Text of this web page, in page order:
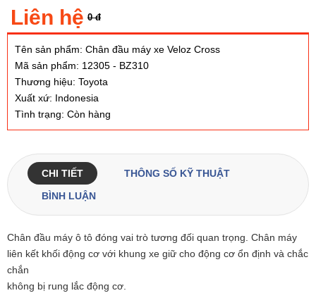
Liên hệ 0 đ
Tên sản phẩm: Chân đầu máy xe Veloz Cross
Mã sản phẩm: 12305 - BZ310
Thương hiệu: Toyota
Xuất xứ: Indonesia
Tình trạng: Còn hàng
CHI TIẾT
THÔNG SỐ KỸ THUẬT
BÌNH LUẬN
Chân đầu máy ô tô đóng vai trò tương đối quan trọng. Chân máy
liên kết khối động cơ với khung xe giữ cho động cơ ổn định và chắc
chắn
không bị rung lắc động cơ.